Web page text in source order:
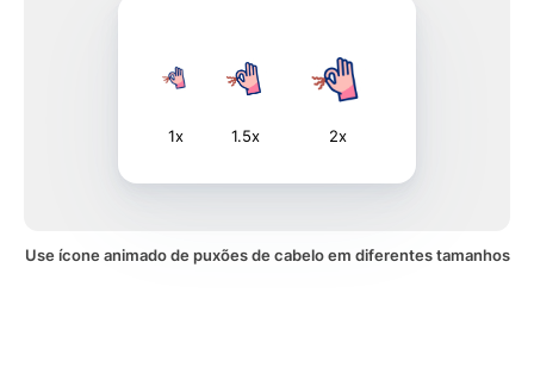
1x 1.5x 2x
Use ícone animado de puxões de cabelo em diferentes tamanhos